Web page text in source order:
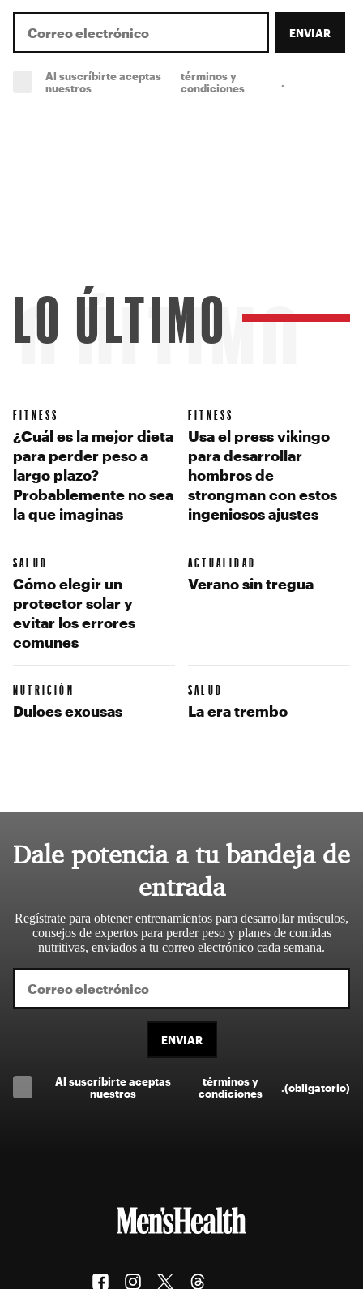
ENVIAR
Al suscríbirte aceptas
nuestros
términos y
condiciones
ÚLTIMO
LO ÚLTIMO
FITNESS
¿Cuál es la mejor dieta
para perder peso a
largo plazo?
Probablemente no sea
la que imaginas
FITNESS
Usa el press vikingo
para desarrollar
hombros de
strongman con estos
ingeniosos ajustes
SALUD
Cómo elegir un
protector solar y
evitar los errores
comunes
ACTUALIDAD
Verano sin tregua
NUTRICIÓN
Dulces excusas
SALUD
La era trembo
Dale potencia a tu bandeja de
entrada
Regístrate para obtener entrenamientos para desarrollar músculos,
consejos de expertos para perder peso y planes de comidas
nutritivas, enviados a tu correo electrónico cada semana.
ENVIAR
Al suscríbirte aceptas
nuestros
términos y
condiciones
(obligatorio)